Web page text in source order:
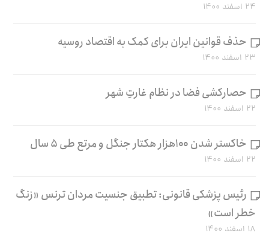
۲۴ اسفند ۱۴۰۰
حذف قوانین ایران برای کمک به اقتصاد روسیه
۲۳ اسفند ۱۴۰۰
حصارکشی فضا در نظام غارتِ شهر
۲۲ اسفند ۱۴۰۰
خاکستر شدن ۱۰۰هزار هکتار جنگل و مرتع طی ۵ سال
۲۲ اسفند ۱۴۰۰
رئیس پزشکی قانونی: تطبیق جنسیت مردان ترنس «زنگ
خطر است»
۱۸ اسفند ۱۴۰۰